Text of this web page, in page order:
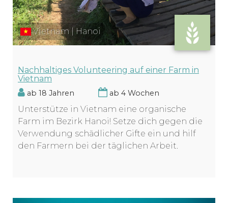
Vietnam | Hanoi
Nachhaltiges Volunteering auf einer Farm in
Vietnam
ab 18 Jahren ab 4 Wochen
Unterstütze in Vietnam eine organische
Farm im Bezirk Hanoi! Setze dich gegen die
Verwendung schädlicher Gifte ein und hilf
den Farmern bei der täglichen Arbeit.